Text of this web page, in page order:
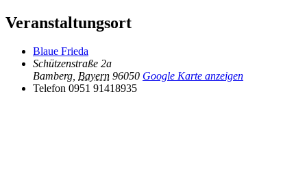
Veranstaltungsort
Blaue Frieda
Schützenstraße 2a
Bamberg, Bayern 96050 Google Karte anzeigen
Telefon 0951 91418935